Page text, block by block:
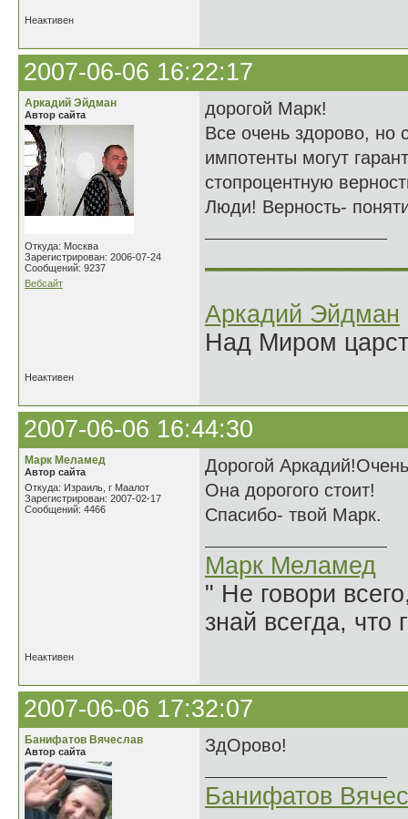
Неактивен
2007-06-06 16:22:17
Аркадий Эйдман
Автор сайта
Откуда: Москва
Зарегистрирован: 2006-07-24
Сообщений: 9237
Вебсайт
дорогой Марк!
Все очень здорово,
импотенты могут
стопроцентную
Люди! Верность-
Аркадий Эйдман
Над Миром
Неактивен
2007-06-06 16:44:30
Марк Меламед
Автор сайта
Откуда: Израиль, г Маалот
Зарегистрирован: 2007-02-17
Сообщений: 4466
Дорогой
Она дорогого стоит!
Спасибо- твой Марк.
Марк Меламед
" Не говори
знай всегда, что
Неактивен
2007-06-06 17:32:07
Банифатов Вячеслав
Автор сайта ЗдОрово!
Банифатов